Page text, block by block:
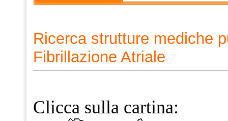
Ricerca strutture mediche
Fibrillazione Atriale
Clicca sulla cartina: